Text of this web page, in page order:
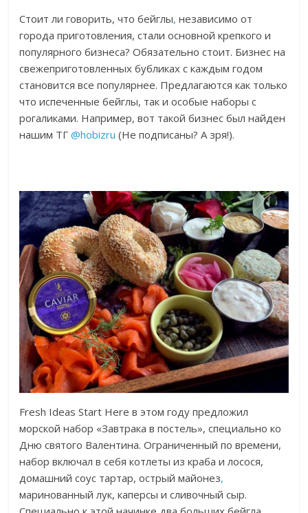
Стоит ли говорить, что бейглы, независимо от
города приготовления, стали основной крепкого и
популярного бизнеса? Обязательно стоит. Бизнес на
свежеприготовленных бубликах с каждым годом
становится все популярнее. Предлагаются как только
что испеченные бейглы, так и особые наборы с
рогаликами. Например, вот такой бизнес был найден
нашим ТГ@hobizru (Не подписаны? А зря!).
Fresh Ideas Start Here в этом году предложил
морской набор «Завтрака в постель», специально ко
Дню святого Валентина. Ограниченный по времени,
набор включал в себя котлеты из краба и лосося,
домашний соус тартар, острый майонез,
маринованный лук, каперсы и сливочный сыр.